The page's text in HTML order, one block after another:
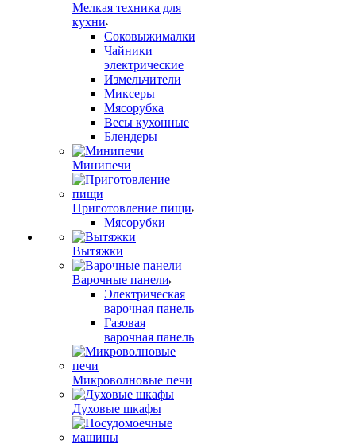
Мелкая техника для
кухни
Соковыжималки
Чайники
электрические
Измельчители
Миксеры
Мясорубка
Весы кухонные
Блендеры
Минипечи
Приготовление пищи
Мясорубки
Вытяжки
Варочные панели
Электрическая
варочная панель
Газовая
варочная панель
Микроволновые печи
Духовые шкафы